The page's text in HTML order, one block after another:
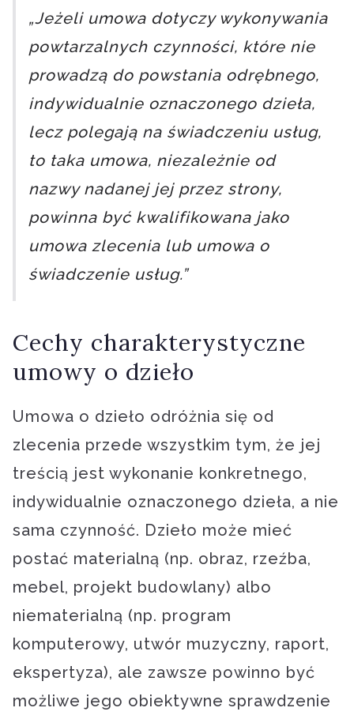
„Jeżeli umowa dotyczy wykonywania
powtarzalnych czynności, które nie
prowadzą do powstania odrębnego,
indywidualnie oznaczonego dzieła,
lecz polegają na świadczeniu usług,
to taka umowa, niezależnie od
nazwy nadanej jej przez strony,
powinna być kwalifikowana jako
umowa zlecenia lub umowa o
świadczenie usług.”
Cechy charakterystyczne
umowy o dzieło
Umowa o dzieło odróżnia się od
zlecenia przede wszystkim tym, że jej
treścią jest wykonanie konkretnego,
indywidualnie oznaczonego dzieła, a nie
sama czynność. Dzieło może mieć
postać materialną (np. obraz, rzeźba,
mebel, projekt budowlany) albo
niematerialną (np. program
komputerowy, utwór muzyczny, raport,
ekspertyza), ale zawsze powinno być
możliwe jego obiektywne sprawdzenie